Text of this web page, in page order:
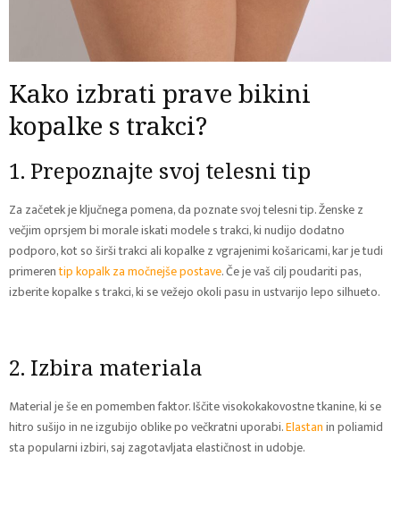
Kako izbrati prave bikini
kopalke s trakci?
1. Prepoznajte svoj telesni tip
Za začetek je ključnega pomena, da poznate svoj telesni tip. Ženske z
večjim oprsjem bi morale iskati modele s trakci, ki nudijo dodatno
podporo, kot so širši trakci ali kopalke z vgrajenimi košaricami, kar je tudi
primerentip kopalk za močnejše postave. Če je vaš cilj poudariti pas,
izberite kopalke s trakci, ki se vežejo okoli pasu in ustvarijo lepo silhueto.
2. Izbira materiala
Material je še en pomemben faktor. Iščite visokokakovostne tkanine, ki se
hitro sušijo in ne izgubijo oblike po večkratni uporabi.Elastanin poliamid
sta popularni izbiri, saj zagotavljata elastičnost in udobje.